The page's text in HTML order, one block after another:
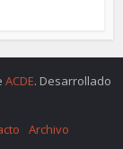
ACDE. Desarrollado
Archivo